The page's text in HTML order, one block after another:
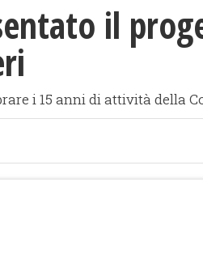
il
i 15 anni di attività della